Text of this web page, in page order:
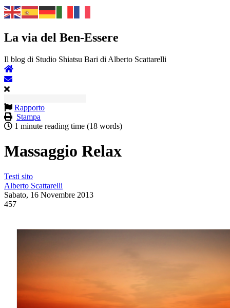
La via del Ben-Essere
Il blog di Studio Shiatsu Bari di Alberto Scattarelli
Rapporto
Stampa
1 minute reading time (18 words)
Massaggio Relax
Testi sito
Alberto Scattarelli
Sabato, 16 Novembre 2013
457